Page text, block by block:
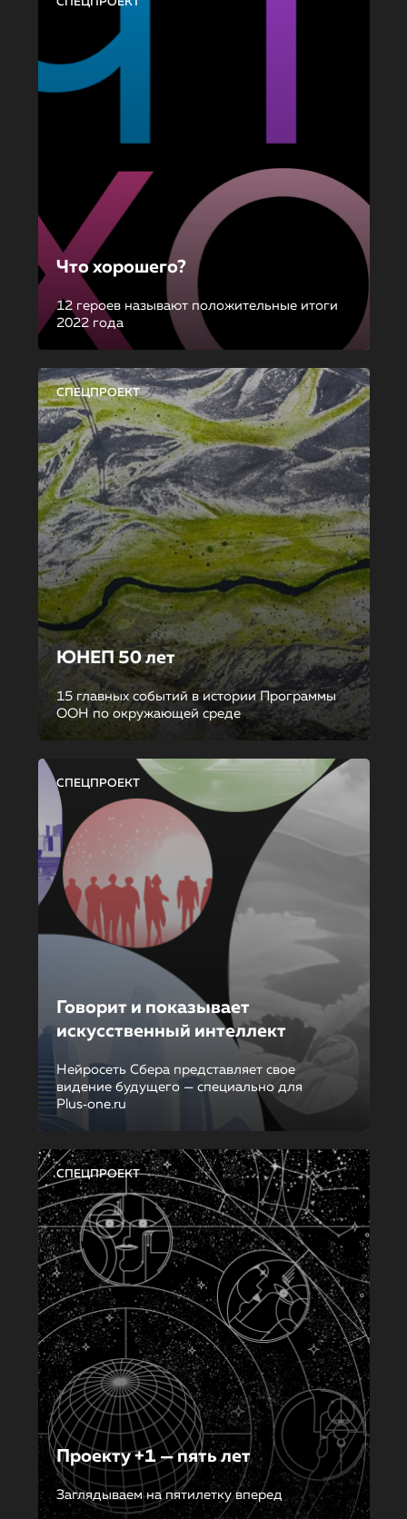
Что хорошего?
12 героев называют положительные итоги
2022 года
СПЕЦПРОЕКТ
ЮНЕП 50 лет
15 главных событий в истории Программы
ООН по окружающей среде
СПЕЦПРОЕКТ
Говорит и показывает
искусственный интеллект
Нейросеть Сбера представляет свое
видение будущего — специально для
Plus‑one.ru
СПЕЦПРОЕКТ
Проекту +1 — пять лет
Заглядываем на пятилетку вперед